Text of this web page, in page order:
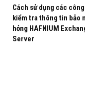
Cách sử dụng các
kiểm tra thông tin bảo
hỏng HAFNIUM
Server